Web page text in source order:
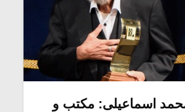
اسماعیلی: مکتب و